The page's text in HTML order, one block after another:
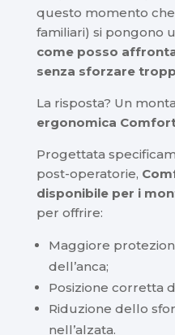
questo momento
familiari) si pongono
come posso
senza sforzare
La risposta? Un
ergonomica
Progettata
post-operatorie,
disponibile per i
per offrire:
Maggiore
dell’anca;
Posizione corretta
Riduzione dello
nell’alzata.